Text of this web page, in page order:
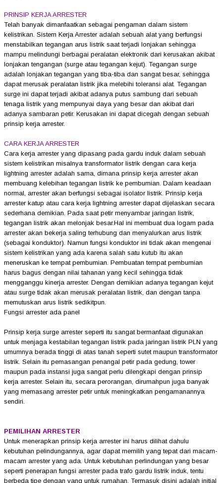
PRINSIP KERJA ARRESTER
Telah banyak dimanfaatkan sebagai pengaman dalam sistem
kelistrikan. Sistem Kerja Arrester adalah sebuah alat yang berfungsi
menstabilkan tegangan arus listrik saat terjadi lonjakan sehingga
mampu melindungi berbagai peralatan elektronik dari kerusakan akibat
lonjakan tengangan (surge atau tegangan kejut). Tegangan surge
adalah lonjakan tegangan yang tiba-tiba dan sangat besar, sehingga
dapat merusak peralatan listrik jika melebihi toleransi alat. Tegangan
surge ini dapat terjadi akibat adanya putus sambung dari sebuah
tenaga listrik yang mempunyai daya yang besar dan akibat dari
adanya sambaran petir. Kerusakan ini dapat dicegah dengan sebuah
prinsip kerja arrester.
CARA KERJA ARRESTER
Cara kerja arrester yang dipasang pada gardu induk dalam sebuah
sistem kelistrikan misalnya transformator listrik dengan cara kerja
lightning arrester adalah sama, dimana prinsip kerja arrester akan
membuang kelebihan tegangan listrik ke pembumian. Dalam keadaan
normal, arrester akan berfungsi sebagai isolator listrik. Prinsip kerja
arrester katup atau cara kerja lightning arrester dapat dijelaskan secara
sederhana demikian. Pada saat petir menyambar jaringan listrik,
tegangan listrik akan melonjak besar.Hal ini membuat dua logam pada
arrester akan bekerja saling terhubung dan menyalurkan arus listrik
(sebagai konduktor). Namun fungsi konduktor ini tidak akan mengenai
sistem kelistrikan yang ada karena salah satu kutub itu akan
meneruskan ke tempat pembumian. Pembuatan tempat pembumian
harus bagus dengan nilai tahanan yang kecil sehingga tidak
mengganggu kinerja arrester. Dengan demikian adanya tegangan kejut
atau surge tidak akan merusak peralatan listrik, dan dengan tanpa
memutuskan arus listrik sedikitpun.
Fungsi arrester ada panel
Prinsip kerja surge arrester seperti itu sangat bermanfaat digunakan
untuk menjaga kestabilan tegangan listrik pada jaringan listrik PLN yang
umumnya berada tinggi di atas tanah seperti sutet maupun transformator
listrik. Selain itu pemasangan penangal petir pada gedung, tower
maupun pada instansi juga sangat perlu dilengkapi dengan prinsip
kerja arrester. Selain itu, secara perorangan, dirumahpun juga banyak
yang memasang arrester petir untuk meningkatkan pengamanannya
sendiri.
PEMILIHAN ARRESTER
Untuk menerapkan prinsip kerja arrester ini harus dilihat dahulu
kebutuhan pelindungannya, agar dapat memilih yang tepat dari macam-
macam arrester yang ada. Untuk kebutuhan perlindungan yang besar
seperti penerapan fungsi arrester pada trafo gardu listrik induk, tentu
berbeda tipe dengan yang untuk rumahan. Termasuk disini adalah initial